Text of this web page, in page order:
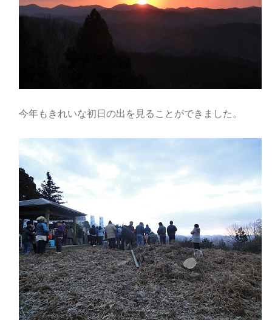
今年もきれいな初日の出を見ることができました。